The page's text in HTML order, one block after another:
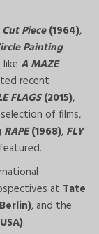
Cut Piece(1964),
Painting
A MAZE
recent
FLAGS(2015),
of films,
RAPE(1968), FLY
at Tate
, and the
.